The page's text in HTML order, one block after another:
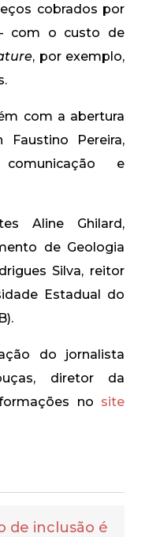
cobrados por
com o custo de
, por exemplo,
com a abertura
Faustino Pereira,
e
Aline Ghilard,
de Geologia
Silva, reitor
Estadual do
do jornalista
diretor da
no site
de inclusão é